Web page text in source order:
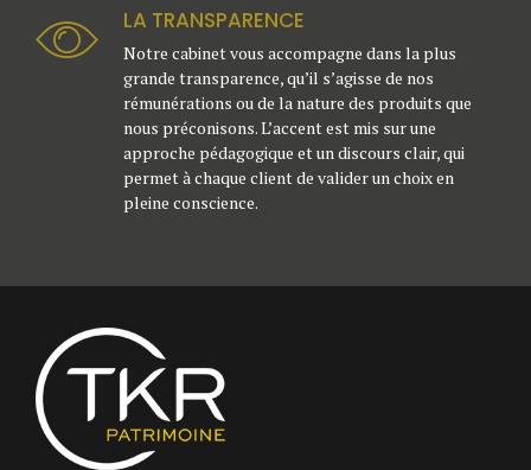
LA TRANSPARENCE
Notre cabinet vous accompagne dans la plus
grande transparence, qu’il s’agisse de nos
rémunérations ou de la nature des produits que
nous préconisons. L’accent est mis sur une
approche pédagogique et un discours clair, qui
permet à chaque client de valider un choix en
pleine conscience.